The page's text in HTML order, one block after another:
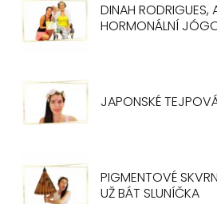
DINAH RODRIGUES,
HORMONÁLNÍ
JAPONSKÉ
PIGMENTOVÉ
UŽ BÁT SLUNÍČKA